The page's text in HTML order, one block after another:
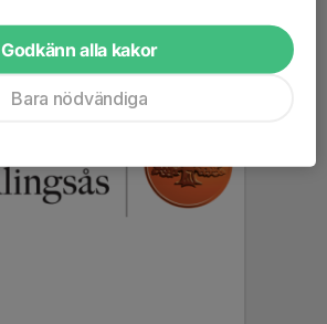
Godkänn alla kakor
Bara nödvändiga